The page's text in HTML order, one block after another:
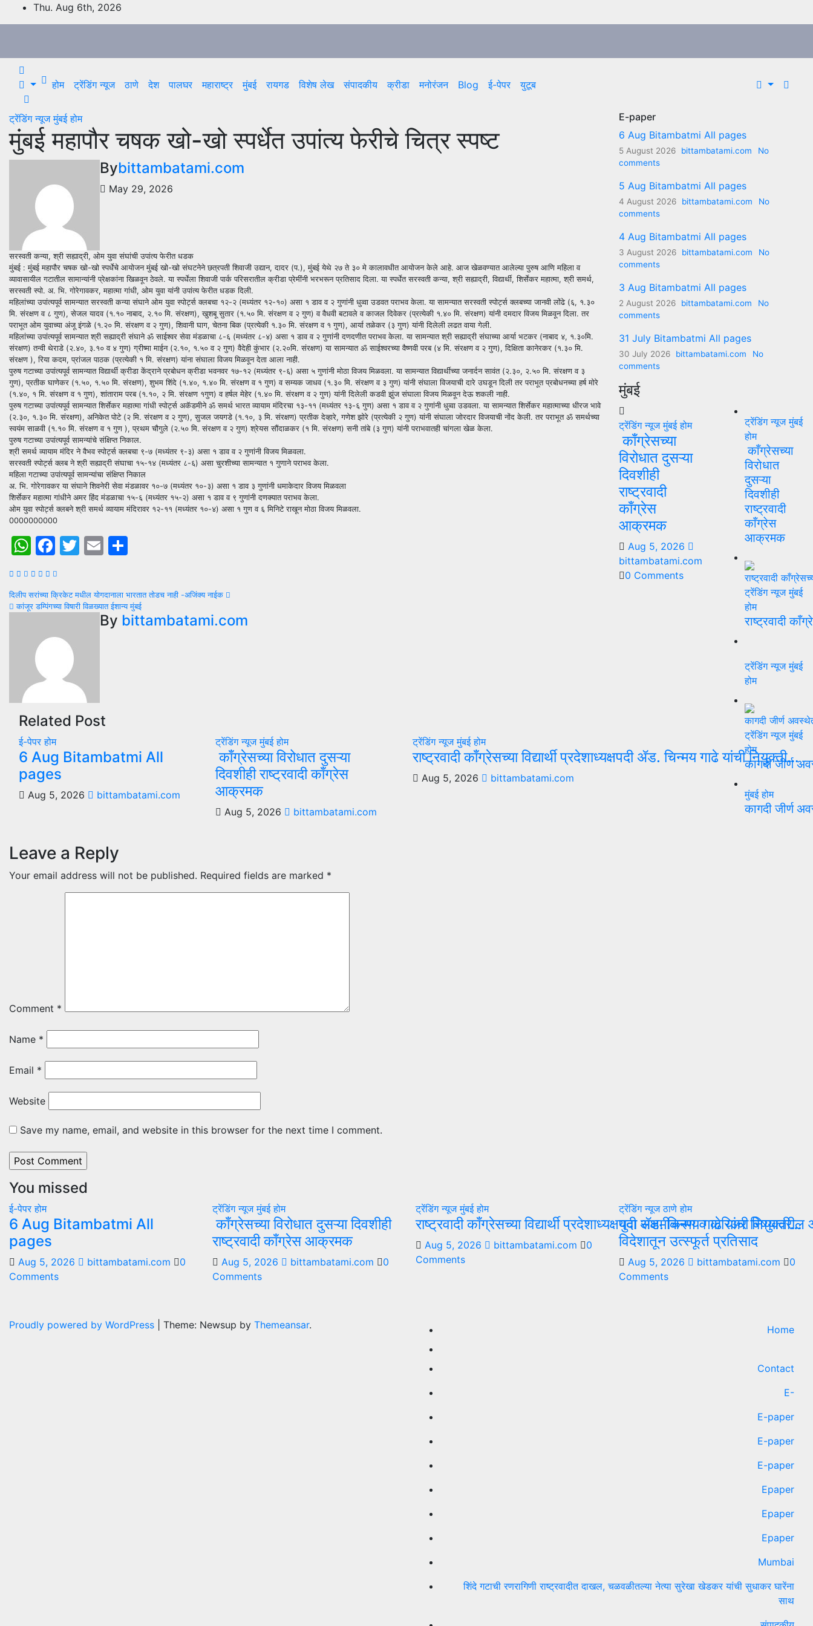
to
Thu. Aug 6th, 2026
होम ट्रेंडिंग न्यूज ठाणे देश पालघर महाराष्ट्र मुंबई रायगड विशेष लेख संपादकीय क्रीडा मनोरंजन Blog ई-पेपर युटूब
ट्रेंडिंग न्यूजमुंबईहोम
मुंबई महापौर चषक खो-खो स्पर्धेत उपांत्य फेरीचे चित्र स्पष्ट
Bybittambatami.com
May 29, 2026
सरस्वती कन्या, श्री सह्याद्री, ओम युवा संघांची उपांत्य फेरीत धडक
मुंबई : मुंबई महापौर चषक खो-खो स्पर्धेचे आयोजन मुंबई खो-खो संघटनेने छत्रपती शिवाजी उद्यान, दादर (प.), मुंबई येथे २७ ते ३० मे कालावधीत आयोजन केले आहे. आज खेळवण्यात आलेल्या पुरुष आणि महिला व
व्यावासायील गटातील सामान्यांनी प्रेक्षकांना खिळवून ठेवले. या स्पर्धेला शिवाजी पार्क परिसरातील क्रीडा प्रेमींनी भरभरून प्रतिसाद दिला. या स्पर्धेत सरस्वती कन्या, श्री सह्याद्री, विद्यार्थी, शिर्सेकर महात्मा, श्री समर्थ,
सरस्वती स्पो. अ. भि. गोरेगावकर, महात्मा गांधी, ओम युवा यांनी उपांत्य फेरीत धडक दिली.
महिलांच्या उपांत्यपूर्व सामन्यात सरस्वती कन्या संघाने ओम युवा स्पोर्ट्स क्लबचा १२-२ (मध्यंतर १२-१०) असा १ डाव व २ गुणांनी धुव्वा उडवत पराभव केला. या सामन्यात सरस्वती स्पोर्ट्स क्लबच्या जानवी लोंढे (६, १.३०
मि. संरक्षण व ८ गुण), सेजल यादव (१.१० नाबाद, २.१० मि. संरक्षण), खुशबू सुतार (१.५० मि. संरक्षण व २ गुण) व वैधवी बटावले व काजल दिवेकर (प्रत्येकी १.४० मि. संरक्षण) यांनी दमदार विजय मिळवून दिला. तर
पराभूत ओम युवाच्या अंजू इंगळे (१.२० मि. संरक्षण व २ गुण), शिवानी घाग, चेतना बिक (प्रत्येकी १.३० मि. संरक्षण व १ गुण), आर्या तळेकर (३ गुण) यांनी दिलेली लढत वाया गेली.
महिलांच्या उपांत्यपूर्व सामन्यात श्री सह्याद्री संघाने ॐ साईश्वर सेवा मंडळाचा ८-६ (मध्यंतर ८-४) असा १ डाव व २ गुणांनी दणदणीत पराभव केला. या सामन्यात श्री सह्याद्री संघाच्या आर्या भटकर (नाबाद ४, १.३०मि.
संरक्षण) तन्वी थेराडे (२.४०, ३.१० व ४ गुण) ग्रीष्मा माईन (२.१०, १.५० व २ गुण) वैदेही कुंभार (२.२०मि. संरक्षण) या सामन्यात ॐ साईश्वरच्या वैष्णवी परब (४ मि. संरक्षण व २ गुण), दिक्षिता कानेरकर (१.३० मि.
संरक्षण ), रिया कदम, प्रांजल पाठक (प्रत्येकी १ मि. संरक्षण) यांना संघाला विजय मिळवून देता आला नाही.
पुरुष गटाच्या उपांत्यपूर्व सामन्यात विद्यार्थी क्रीडा केंद्राने प्रबोधन क्रीडा भवनवर १७-१२ (मध्यंतर ९-६) असा ५ गुणांनी मोठा विजय मिळवला. या सामन्यात विद्यार्थीच्या जनार्दन सावंत (२.३०, २.५० मि. संरक्षण व ३
गुण), प्रतीक घाणेकर (१.५०, १.५० मि. संरक्षण), शुभम शिंदे (१.४०, १.४० मि. संरक्षण व १ गुण) व सम्यक जाधव (१.३० मि. संरक्षण व ३ गुण) यांनी संघाला विजयाची दारे उघडून दिली तर पराभूत प्रबोधनच्या हर्ष मोरे
(१.४०, १ मि. संरक्षण व १ गुण), शांताराम परब (१.१०, २ मि. संरक्षण १गुण) व हर्षल मेहेर (१.४० मि. संरक्षण व २ गुण) यांनी दिलेली कडवी झुंज संघाला विजय मिळवून देऊ शकली नाही.
पुरुष गटाच्या उपांत्यपूर्व सामन्यात शिर्सेकर महात्मा गांधी स्पोर्ट्स अकॅडमीने ॐ समर्थ भारत व्यायाम मंदिरचा १३-११ (मध्यंतर १३-६ गुण) असा १ डाव व २ गुणांनी धुव्वा उडवला. या सामन्यात शिर्सेकर महात्माच्या धीरज भावे
(२.३०, १.३० मि. संरक्षण), अनिकेत पोटे (२ मि. संरक्षण व २ गुण), सुजल जयगडे (१.१०, ३ मि. संरक्षण) प्रतीक देव्हारे, गणेश झोरे (प्रत्येकी २ गुण) यांनी संघाला जोरदार विजयाची नोंद केली. तर पराभूत ॐ समर्थच्या
स्वयंम साळवी (१.१० मि. संरक्षण व १ गुण ), प्रथम चौगुले (२.५० मि. संरक्षण व २ गुण) श्रेयस सौंदाळकर (१ मि. संरक्षण) सनी तांबे (३ गुण) यांनी पराभवातही चांगला खेळ केला.
पुरुष गटाच्या उपांत्यपूर्व सामन्यांचे संक्षिप्त निकाल.
श्री समर्थ व्यायाम मंदिर ने वैभव स्पोर्ट्स क्लबचा ९-७ (मध्यंतर ९-३) असा १ डाव व २ गुणांनी विजय मिळवला.
सरस्वती स्पोर्ट्स क्लब ने श्री सह्याद्री संघाचा १५-१४ (मध्यंतर ८-६) असा चुरशीच्या सामन्यात १ गुणाने पराभव केला.
महिला गटाच्या उपांत्यपूर्व सामन्यांचा संक्षिप्त निकाल
अ. भि. गोरेगावकर या संघाने शिवनेरी सेवा मंडळावर १०-७ (मध्यंतर १०-३) असा १ डाव ३ गुणांनी धमाकेदार विजय मिळवला
शिर्सेकर महात्मा गांधीने अमर हिंद मंडळाचा १५-६ (मध्यंतर १५-२) असा १ डाव व ९ गुणांनी दणक्यात पराभव केला.
ओम युवा स्पोर्ट्स क्लबने श्री समर्थ व्यायाम मंदिरावर १२-११ (मध्यंतर १०-४) असा १ गुण व ६ मिनिटे राखून मोठा विजय मिळवला.
0000000000
WhatsApp
Facebook
Twitter
Email
Post
navigation
दिलीप सरांच्या क्रिकेट मधील योगदानाला भारतात तोडच नाही -अजिंक्य नाईक
कांजूर डम्पिंगच्या विषारी विळख्यात ईशान्य मुंबई
By bittambatami.com
Related Post
ई-पेपरहोम
6 Aug Bitambatmi All
pages
Aug 5, 2026 bittambatami.com
ट्रेंडिंग न्यूजमुंबईहोम
काँग्रेसच्या विरोधात दुसऱ्या
दिवशीही राष्ट्रवादी काँग्रेस
आक्रमक
Aug 5, 2026 bittambatami.com
ट्रेंडिंग न्यूजमुंबईहोम
राष्ट्रवादी काँग्रेसच्या विद्यार्थी प्रदेशाध्यक्षपदी ॲड. चिन्मय गाढे यांची नियुक्ती…
Aug 5, 2026 bittambatami.com
Leave a Reply
Your email address will not be published. Required fields are marked *
Comment *
Name *
Email *
Website
Save my name, email, and website in this browser for the next time I comment.
E-paper
6 Aug Bitambatmi All pages
5 August 2026 bittambatami.com
No
comments
5 Aug Bitambatmi All pages
4 August 2026 bittambatami.com
No
comments
4 Aug Bitambatmi All pages
3 August 2026 bittambatami.com
No
comments
3 Aug Bitambatmi All pages
2 August 2026 bittambatami.com
No
comments
31 July Bitambatmi All pages
30 July 2026 bittambatami.com
No
comments
मुंबई
ट्रेंडिंग न्यूजमुंबईहोम
काँग्रेसच्या
विरोधात दुसऱ्या
दिवशीही
राष्ट्रवादी
काँग्रेस
आक्रमक
Aug 5, 2026
bittambatami.com
0 Comments
ट्रेंडिंग न्यूजमुंबई
होम
काँग्रेसच्या
विरोधात
दुसऱ्या
दिवशीही
राष्ट्रवादी
काँग्रेस
आक्रमक
ट्रेंडिंग न्यूजमुंबई
होम
राष्ट्रवादी
ट्रेंडिंग न्यूजमुंबई
होम
ट्रेंडिंग न्यूजमुंबई
होम
कागदी जीर्ण
मुंबईहोम
कागदी जीर्ण
You missed
ई-पेपरहोम
6 Aug Bitambatmi All
pages
Aug 5, 2026 bittambatami.com
0
Comments
ट्रेंडिंग न्यूजमुंबईहोम
काँग्रेसच्या विरोधात दुसऱ्या दिवशीही
राष्ट्रवादी काँग्रेस आक्रमक
Aug 5, 2026 bittambatami.com
0
Comments
ट्रेंडिंग न्यूजमुंबईहोम
राष्ट्रवादी काँग्रेसच्या विद्यार्थी प्रदेशाध्यक्षपदी ॲड. चिन्मय गाढे यांची नियुक्ती…
Aug 5, 2026 bittambatami.com
0
Comments
ट्रेंडिंग न्यूजठाणेहोम
युवा सक्षमीकरण व करिअर विषयावरील
विदेशातून उत्स्फूर्त प्रतिसाद
Aug 5, 2026 bittambatami.com
0
Comments
Proudly powered by WordPress Theme: Newsup by Themeansar. Home
Contact
E-
E-paper
E-paper
E-paper
Epaper
Epaper
Epaper
Mumbai
शिंदे गटाची रणरागिणी राष्ट्रवादीत दाखल, चळवळीतल्या नेत्या सुरेखा खेडकर यांची सुधाकर घारेंना
साथ